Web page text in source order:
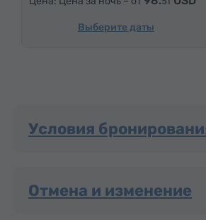
Выберите даты
Условия
Отмена и изменение